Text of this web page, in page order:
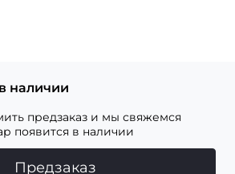
наличии
предзаказ и мы свяжемся
появится в наличии
Предзаказ